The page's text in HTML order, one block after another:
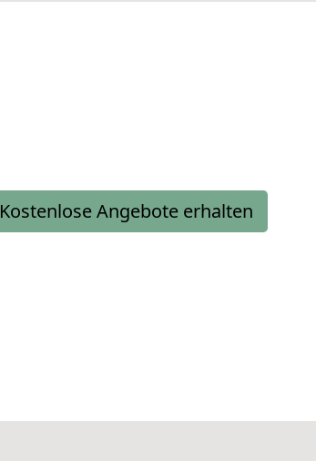
Kostenlose Angebote erhalten